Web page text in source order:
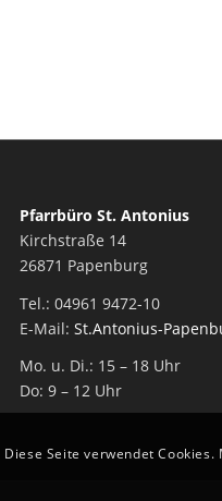
Pfarrbüro St. Antonius
Kirchstraße 14
26871 Papenburg
Tel.: 04961 9472-10
E-Mail: St.Antonius-
Mo. u. Di.: 15 – 18 Uhr
Do: 9 – 12 Uhr
Diese Seite verwendet